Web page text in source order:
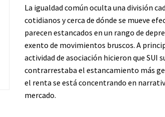
La igualdad común oculta una división
cotidianos y cerca de dónde se mueve
parecen estancados en un rango de
exento de movimientos bruscos. A
actividad de asociación hicieron que SUI
contrarrestaba el estancamiento más
el renta se está concentrando en
mercado.